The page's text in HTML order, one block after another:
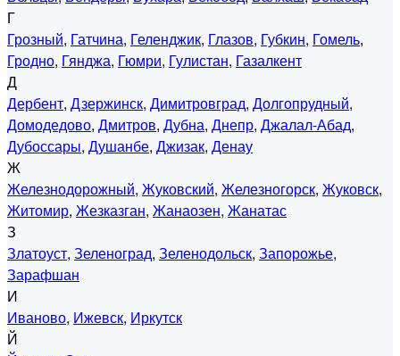
Г
Грозный, Гатчина, Геленджик, Глазов, Губкин, Гомель,
Гродно, Гянджа, Гюмри, Гулистан, Газалкент
Д
Дербент, Дзержинск, Димитровград, Долгопрудный,
Домодедово, Дмитров, Дубна, Днепр, Джалал-Абад,
Дубоссары, Душанбе, Джизак, Денау
Ж
Железнодорожный, Жуковский, Железногорск, Жуковск,
Житомир, Жезказган, Жанаозен, Жанатас
З
Златоуст, Зеленоград, Зеленодольск, Запорожье,
Зарафшан
И
Иваново, Ижевск, Иркутск
Й